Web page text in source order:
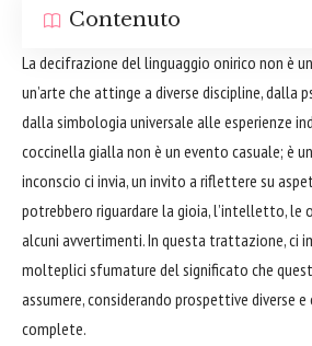
Contenuto
La decifrazione del linguaggio onirico non è
un’arte che attinge a diverse discipline, dalla
dalla simbologia universale alle esperienze
coccinella gialla non è un evento casuale; è
inconscio ci invia, un invito a riflettere su
potrebbero riguardare la gioia, l’intelletto, le
alcuni avvertimenti. In questa trattazione, ci
molteplici sfumature del significato che
assumere, considerando prospettive diverse
complete.